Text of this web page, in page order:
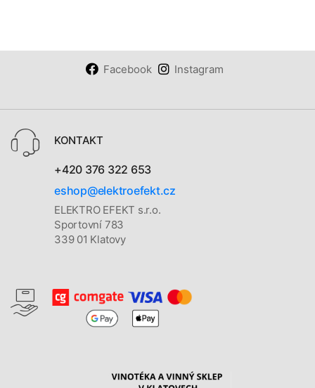
Facebook Instagram
KONTAKT
+420 376 322 653
eshop@elektroefekt.cz
ELEKTRO EFEKT s.r.o.
Sportovní 783
339 01 Klatovy